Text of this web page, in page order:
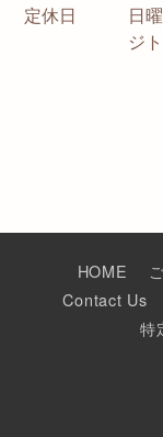
定休日
日
ジ
HOME
Contact Us
特